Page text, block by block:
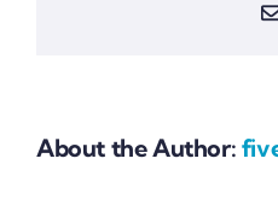
About the Author: